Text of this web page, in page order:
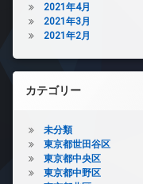
2021年4月
2021年3月
2021年2月
カテゴリー
未分類
東京都世田谷区
東京都中央区
東京都中野区